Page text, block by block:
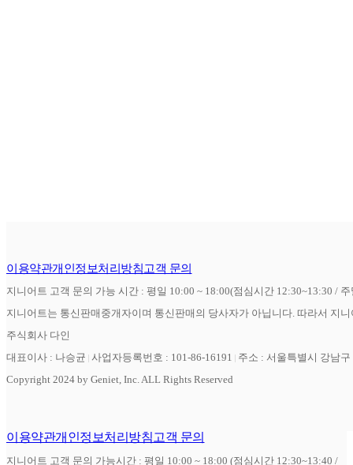
이용약관개인정보처리방침고객 문의
지니어트 고객 문의 가능 시간 : 평일 10:00 ~ 18:00(점심시간 12:30~13:30 /
지니어트는 통신판매중개자이며 통신판매의 당사자가 아닙니다. 따라서 지
주식회사 다인
대표이사 : 나승균 사업자등록번호 : 101-86-16191
주소 : 서울특별시 강남
Copyright 2024 by Geniet, Inc. ALL Rights Reserved
이용약관개인정보처리방침고객 문의
지니어트 고객 문의 가능시간 : 평일 10:00 ~ 18:00 (점심시간 12:30~13:40 /